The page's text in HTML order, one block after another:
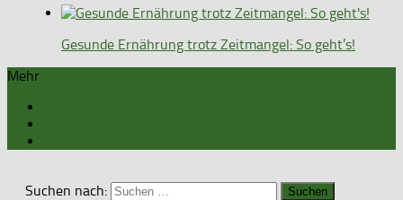
Gesunde Ernährung trotz Zeitmangel: So geht’s!
Mehr
Suchen nach: